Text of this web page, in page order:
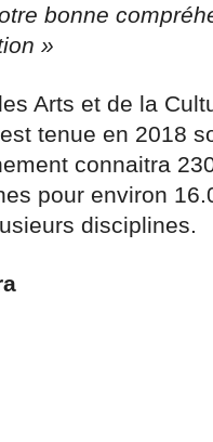
bonne
»
Arts et de la
tenue en 2018
connaitra
pour environ
disciplines.